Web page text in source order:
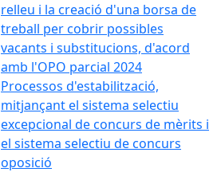
relleu i la creació d'una borsa de
treball per cobrir possibles
vacants i substitucions, d'acord
amb l'OPO parcial 2024
Processos d'estabilització,
mitjançant el sistema selectiu
excepcional de concurs de mèrits i
el sistema selectiu de concurs
oposició